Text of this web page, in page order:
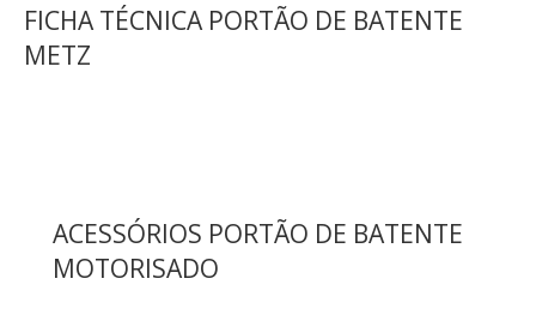
FICHA TÉCNICA PORTÃO DE BATENTE
METZ
ACESSÓRIOS PORTÃO DE BATENTE
MOTORISADO